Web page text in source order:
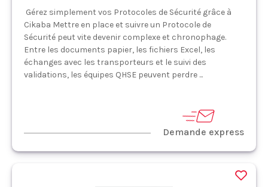
Gérez simplement vos Protocoles de Sécurité grâce à
Cikaba Mettre en place et suivre un Protocole de
Sécurité peut vite devenir complexe et chronophage.
Entre les documents papier, les fichiers Excel, les
échanges avec les transporteurs et le suivi des
validations, les équipes QHSE peuvent perdre ...
Demande express